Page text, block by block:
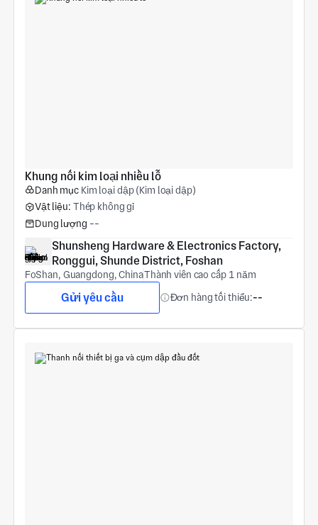
Khung nối kim loại nhiều lỗ
Danh mục Kim loại dập (Kim loại dập)
Vật liệu: Thép không gỉ
Dung lượng --
Shunsheng Hardware & Electronics Factory,
Ronggui, Shunde District, Foshan
FoShan, Guangdong, ChinaThành viên cao cấp 1 năm
Gửi yêu cầu Đơn hàng tối thiểu:--